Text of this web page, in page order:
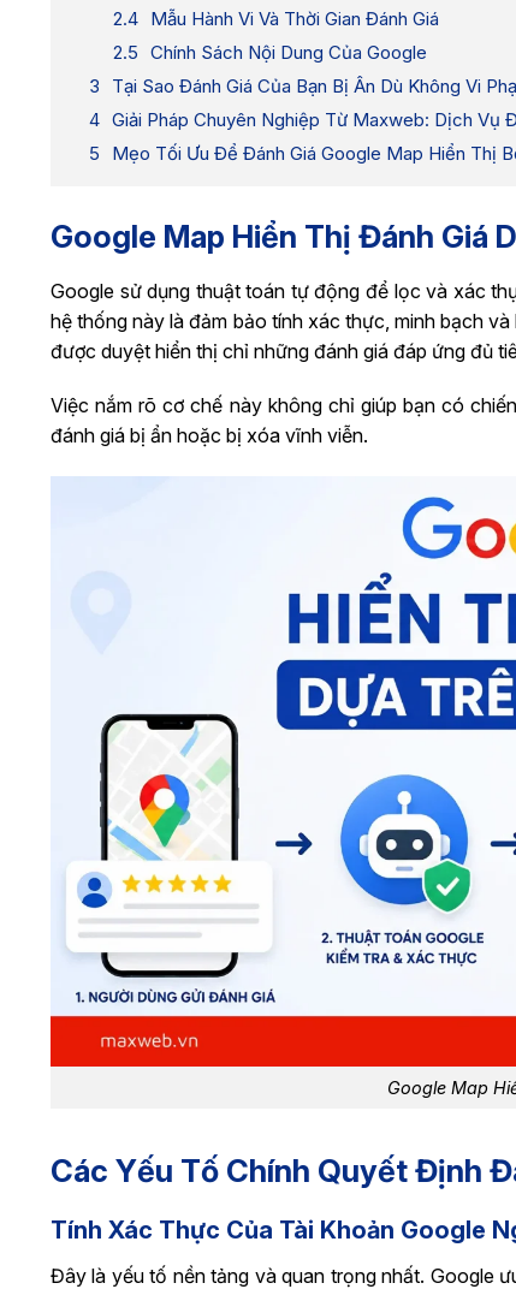
Mẫu Hành Vi Và Thời Gian Đánh Giá
Chính Sách Nội Dung Của Google
Tại Sao Đánh Giá Của Bạn Bị Ẩn Dù Không Vi
Giải Pháp Chuyên Nghiệp Từ Maxweb: Dịch Vụ
Mẹo Tối Ưu Để Đánh Giá Google Map Hiển Thị
Google Map Hiển Thị Đánh Giá
Google sử dụng thuật toán tự động để lọc và xác
hệ thống này là đảm bảo tính xác thực, minh bạch
được duyệt hiển thị chỉ những đánh giá đáp ứng đủ
Việc nắm rõ cơ chế này không chỉ giúp bạn có
đánh giá bị ẩn hoặc bị xóa vĩnh viễn.
Google Map
Các Yếu Tố Chính Quyết Định
Tính Xác Thực Của Tài Khoản Google
Đây là yếu tố nền tảng và quan trọng nhất. Google